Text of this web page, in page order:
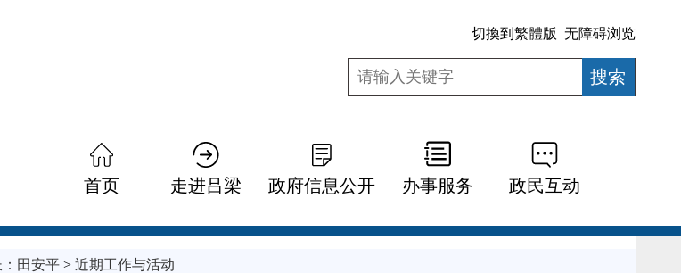
切換到繁體版 无障碍浏览
首页 走进吕梁 政府信息公开 办事服务 政民互动
田安平> 近期工作与活动